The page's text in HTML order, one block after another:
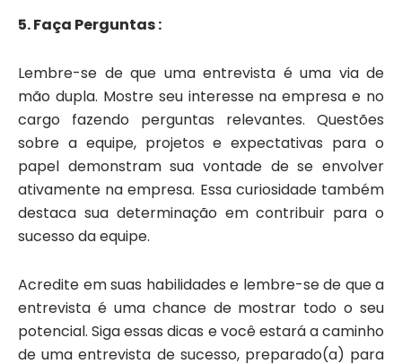
5. Faça Perguntas :
Lembre-se de que uma entrevista é uma via de
mão dupla. Mostre seu interesse na empresa e no
cargo fazendo perguntas relevantes. Questões
sobre a equipe, projetos e expectativas para o
papel demonstram sua vontade de se envolver
ativamente na empresa. Essa curiosidade também
destaca sua determinação em contribuir para o
sucesso da equipe.
Acredite em suas habilidades e lembre-se de que a
entrevista é uma chance de mostrar todo o seu
potencial. Siga essas dicas e você estará a caminho
de uma entrevista de sucesso, preparado(a) para